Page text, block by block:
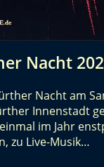
Nacht
Nacht am
Innenstadt
im Jahr
zu Live-Musik…